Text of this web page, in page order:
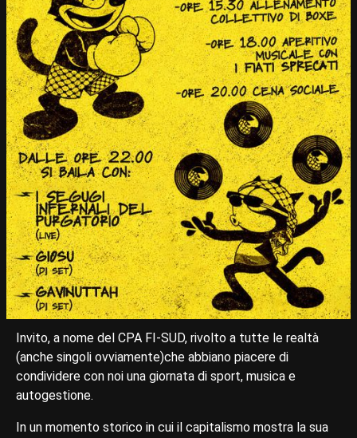
Invito, a nome del CPA FI-SUD, rivolto a tutte le realtà
(anche singoli ovviamente)che abbiano piacere di
condividere con noi una giornata di sport, musica e
autogestione.
In un momento storico in cui il capitalismo mostra la sua